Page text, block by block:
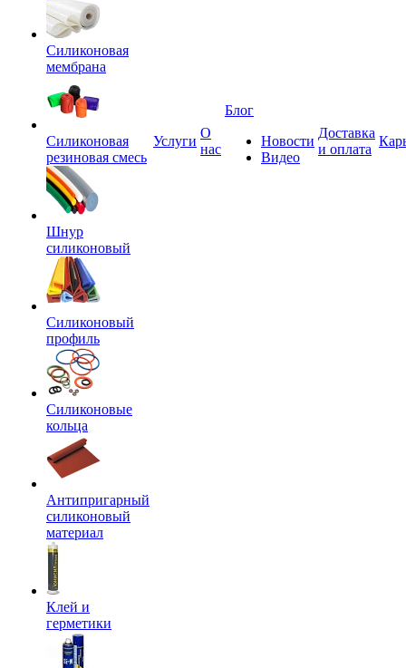
Силиконовая
мембрана
Силиконовая
резиновая смесь
Шнур
силиконовый
Силиконовый
профиль
Силиконовые
кольца
Антипригарный
силиконовый
материал
Клей и
герметики
Услуги
О
нас
Блог
Новости
Видео
Доставка
и оплата